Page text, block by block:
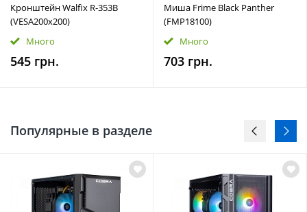
Кронштейн Walfix R-353B
(VESA200х200)
Много
545 грн.
Миша Frime Black Panther
(FMP18100)
Много
703 грн.
Популярные в разделе